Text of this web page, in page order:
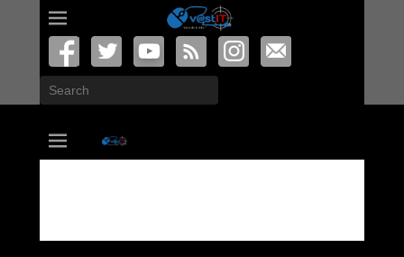
Search
vastIT.ro
Blog de Tehnologie